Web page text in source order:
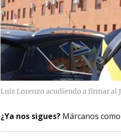
Luis Lorenzo acudiendo a firmar al
¿Ya nos sigues? Márcanos